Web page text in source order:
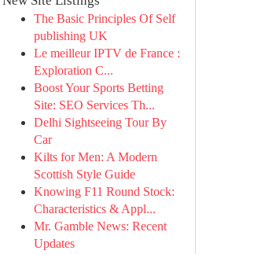
The Basic Principles Of Self
publishing UK
Le meilleur IPTV de France :
Exploration C...
Boost Your Sports Betting
Site: SEO Services Th...
Delhi Sightseeing Tour By
Car
Kilts for Men: A Modern
Scottish Style Guide
Knowing F11 Round Stock:
Characteristics & Appl...
Mr. Gamble News: Recent
Updates